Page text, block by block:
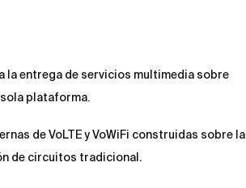
la entrega de servicios multimedia sobre
sola plataforma.
de VoLTE y VoWiFi construidas sobre la
de circuitos tradicional.